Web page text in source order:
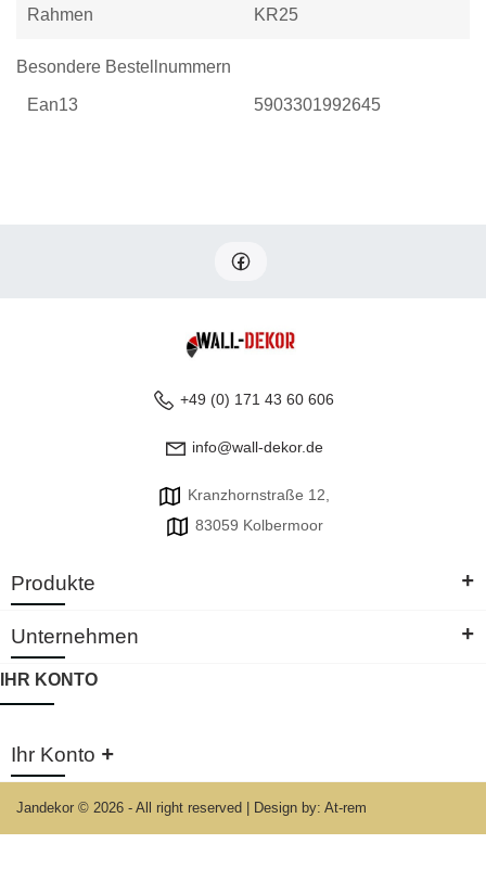
Rahmen KR25
Besondere Bestellnummern
Ean13 5903301992645
+49 (0) 171 43 60 606
info@wall-dekor.de
Kranzhornstraße 12,
83059 Kolbermoor
Produkte +
Unternehmen +
IHR KONTO
Ihr Konto +
Jandekor © 2026 - All right reserved Design by: At-rem